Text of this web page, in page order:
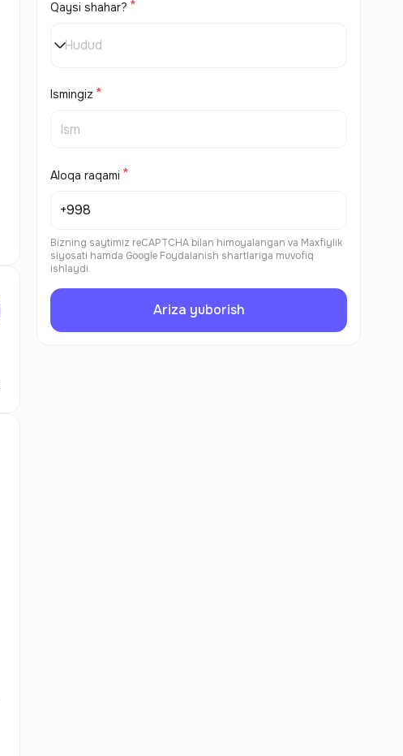
Qaysi shahar?
Hudud
Ismingiz
Aloqa raqami
Bizning saytimiz reCAPTCHA bilan himoyalangan va Maxfiylik
siyosati hamda Google Foydalanish shartlariga muvofiq
ishlaydi.
Ariza yuborish